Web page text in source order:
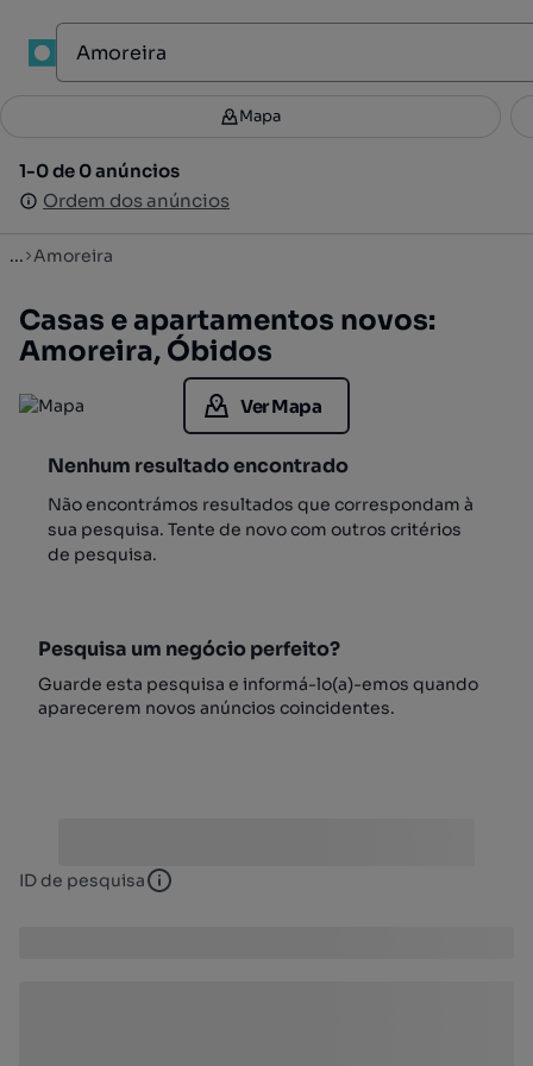
Filtros 2
1-0 de 0 anúncios
Ordem dos anúncios
Mapa
1-0 de 0 anúncios
Ordem dos anúncios
... Amoreira
Casas e apartamentos novos:
Amoreira, Óbidos
Ver Mapa
Nenhum resultado encontrado
Não encontrámos resultados que correspondam à
sua pesquisa. Tente de novo com outros critérios
de pesquisa.
Pesquisa um negócio perfeito?
Guarde esta pesquisa e informá-lo(a)-emos quando
aparecerem novos anúncios coincidentes.
ID de pesquisa ID de pesquisa